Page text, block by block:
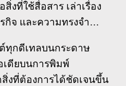
งที่ใช้สื่อสาร เล่าเรื่อง
จ และความทรงจำ…
ทุกดีเทลบนกระดาษ
ดียบนการพิมพ์
งที่ต้องการได้ชัดเจนขึ้น